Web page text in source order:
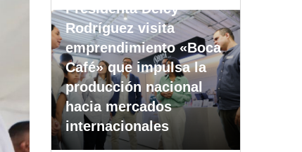
Presidenta Delcy
Rodríguez visita
emprendimiento «Boca
Café» que impulsa la
producción nacional
hacia mercados
internacionales